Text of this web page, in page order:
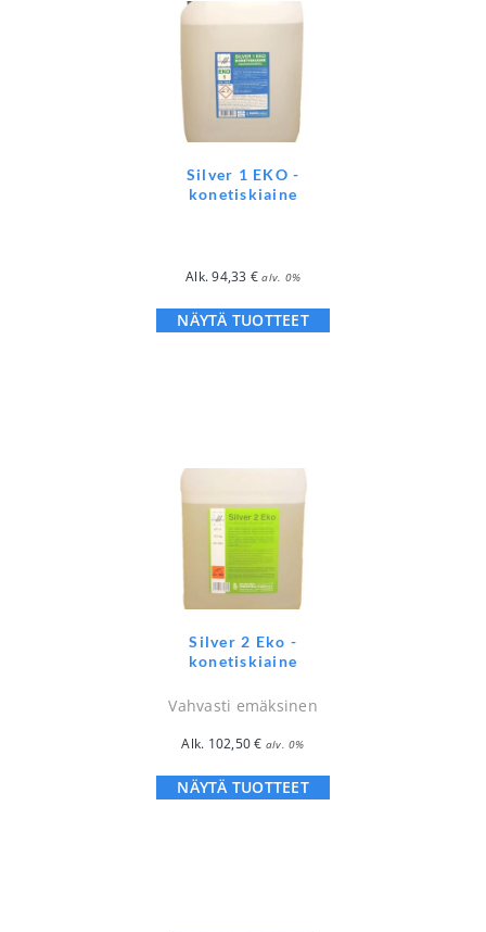
Silver 1 EKO -
konetiskiaine
Alk.94,33 € alv. 0%
NÄYTÄ TUOTTEET
Silver 2 Eko -
konetiskiaine
Vahvasti emäksinen
Alk. 102,50€ alv. 0%
NÄYTÄ TUOTTEET